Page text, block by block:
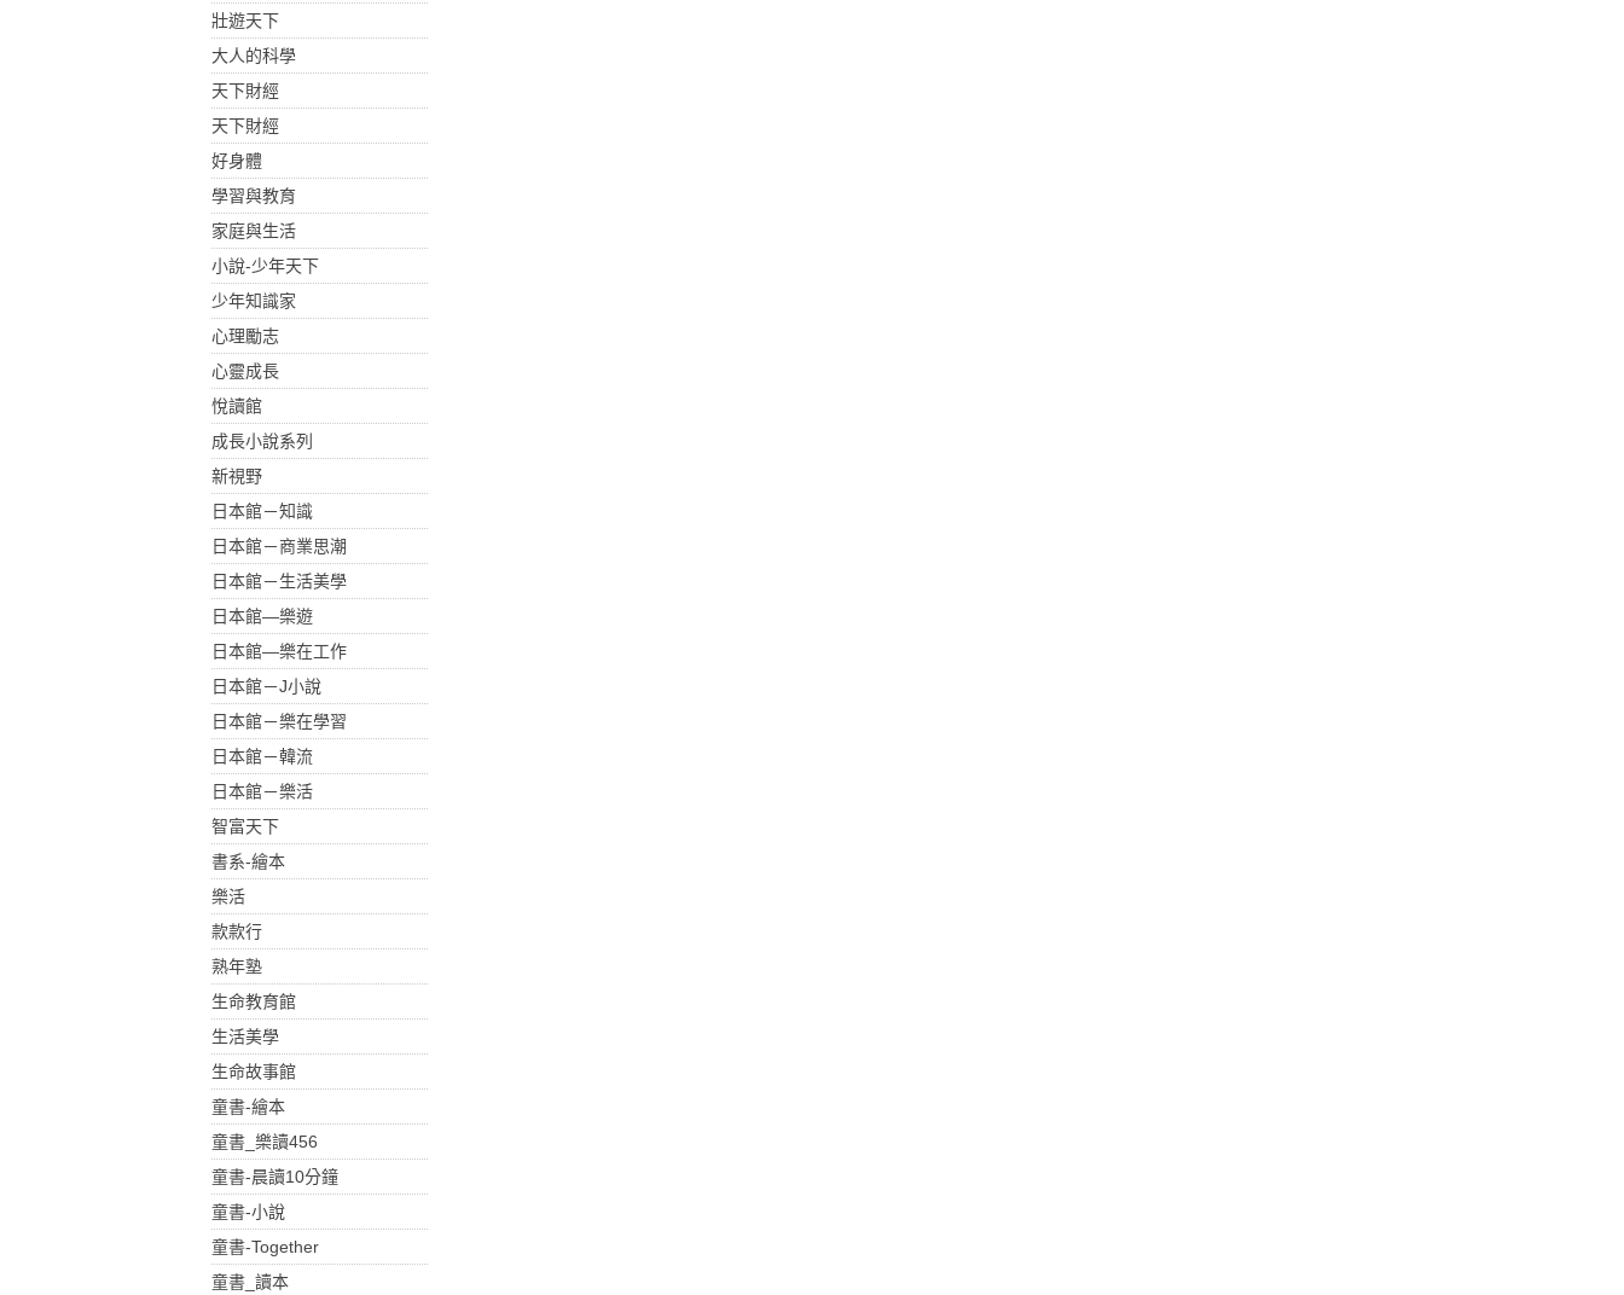
壯遊天下
大人的科學
天下財經
天下財經
好身體
學習與教育
家庭與生活
小說-少年天下
少年知識家
心理勵志
心靈成長
悅讀館
成長小說系列
新視野
日本館－知識
日本館－商業思潮
日本館－生活美學
日本館—樂遊
日本館—樂在工作
日本館－J小說
日本館－樂在學習
日本館－韓流
日本館－樂活
智富天下
書系-繪本
樂活
款款行
熟年塾
生命教育館
生活美學
生命故事館
童書-繪本
童書_樂讀456
童書-晨讀10分鐘
童書-小說
童書-Together
童書_讀本